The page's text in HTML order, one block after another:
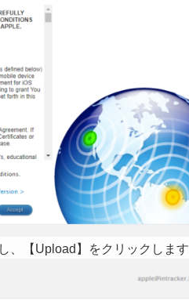
、【Upload】をクリックします